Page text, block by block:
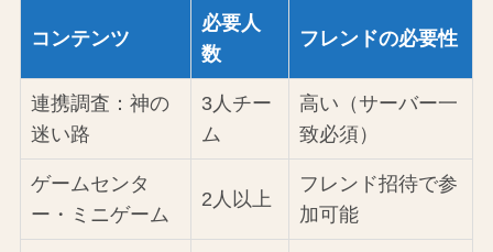
コンテンツ
必要人
数
フレンドの必要性
連携調査：神の
迷い路
3人チー
ム
高い（サーバー一
致必須）
ゲームセンタ
ー・ミニゲーム
2人以上
フレンド招待で参
加可能